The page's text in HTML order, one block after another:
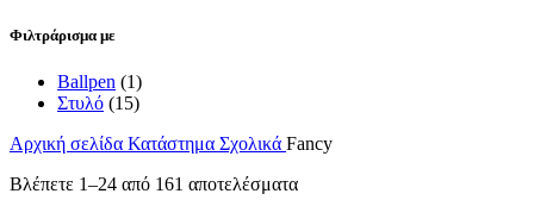
Φιλτράρισμα με
Ballpen (1)
Στυλό (15)
Αρχική σελίδα Κατάστημα Σχολικά Fancy
Βλέπετε 1–24 από 161 αποτελέσματαSorted